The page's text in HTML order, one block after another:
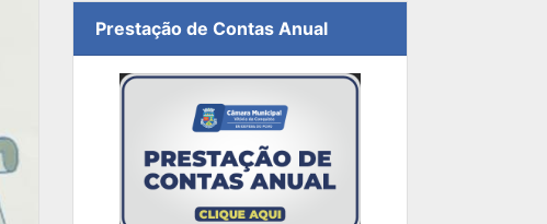
Prestação de Contas Anual